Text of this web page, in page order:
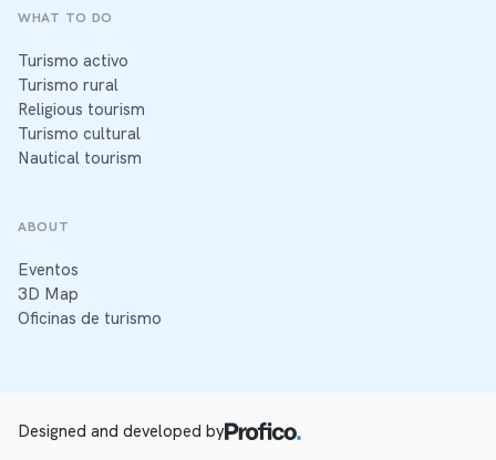
WHAT TO DO
Turismo activo
Turismo rural
Religious tourism
Turismo cultural
Nautical tourism
ABOUT
Eventos
3D Map
Oficinas de turismo
Designed and developed by